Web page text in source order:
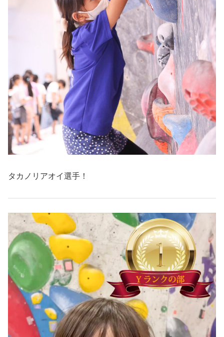
タカノリアオイ選手！